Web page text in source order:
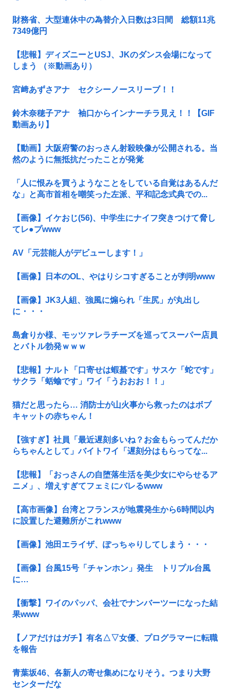
財務省、大型連休中の為替介入日数は3日間 総額11兆
7349億円
【悲報】ディズニーとUSJ、JKのダンス会場になって
しまう （※動画あり）
宮﨑あずさアナ セクシーノースリーブ！！
鈴木奈穂子アナ 袖口からインナーチラ見え！！【GIF
動画あり】
【動画】大阪府警のおっさん射殺映像が公開される。当
然のように無抵抗だったことが発覚
「人に恨みを買うようなことをしている自覚はあるんだ
な」と高市首相を嘲笑った左派、平和記念式典での...
【画像】イケおじ(56)、中学生にナイフ突きつけて脅し
てレ●プwww
AV「元芸能人がデビューします！」
【画像】日本のOL、やはりシコすぎることが判明www
【画像】JK3人組、強風に煽られ「生尻」が丸出し
に・・・
島倉りか様、モッツァレラチーズを巡ってスーパー店員
とバトル勃発ｗｗｗ
【悲報】ナルト「口寄せは蝦蟇です」サスケ「蛇です」
サクラ「蛞蝓です」ワイ「うおおお！！」
猫だと思ったら… 消防士が山火事から救ったのはボブ
キャットの赤ちゃん！
【強すぎ】社員「最近遅刻多いね？お金もらってんだか
らちゃんとして」バイトワイ「遅刻分はもらってな...
【悲報】「おっさんの自堕落生活を美少女にやらせるア
ニメ」、増えすぎてフェミにバレるwww
【高市画像】台湾とフランスが地震発生から6時間以内
に設置した避難所がこれwww
【画像】池田エライザ、ぽっちゃりしてしまう・・・
【画像】台風15号「チャンホン」発生 トリプル台風
に…
【衝撃】ワイのパッパ、会社でナンバーツーになった結
果www
【ノアだけはガチ】有名△▽女優、プログラマーに転職
を報告
青葉坂46、各新人の寄せ集めになりそう。つまり大野
センターだな